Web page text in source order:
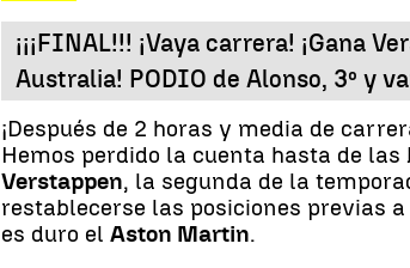
¡¡¡FINAL!!! ¡Vaya carrera! ¡Gana
Australia! PODIO de Alonso, 3º y
¡Después de 2 horas y media de
Hemos perdido la cuenta hasta de
Verstappen, la segunda de la
restablecerse las posiciones previas
es duro el Aston Martin.